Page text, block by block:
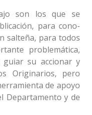
son los que se
para cono-
salteña, para todos
problemática,
su accionar y
Originarios, pero
de apoyo
Departamento y de